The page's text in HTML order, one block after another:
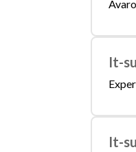
It-
It-